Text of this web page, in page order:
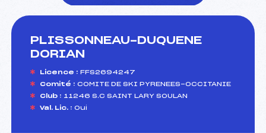
le ski
PLISSONNEAU-DUQUENE
DORIAN
Licence : FFS2694247
Comité : COMITE DE SKI PYRENEES-OCCITANIE
Club : 11246 S.C SAINT LARY SOULAN
Val. Lic. : Oui